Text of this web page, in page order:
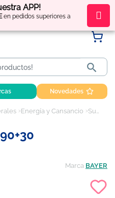
APP!
en pedidos superiores a
por tus compras

Novedades
Energía y Cansancio Supradyn Energy, 90+30 comprimidos
Marca BAYER